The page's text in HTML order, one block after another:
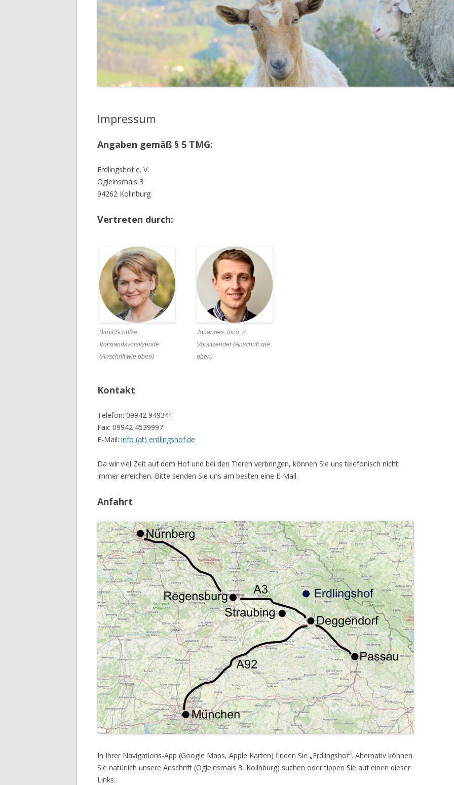
DIE HÜHNER
DIE HUNDE
DIE KANINCHEN
DIE KATZEN
GESUNDHEITLICHE ASPEKTE
REZEPTE
PRODUKTGUIDE
INFOS & TIPPS
SACHSPENDEN
STELLENANGEBOTE
Impressum
Angaben gemäß § 5 TMG:
Erdlingshof e. V.
Ogleinsmais 3
94262 Kollnburg
Vertreten durch:
Birgit Schulze,
Vorstandsvorsitzende
(Anschrift wie oben)
Johannes Jung, 2.
Vorsitzender (Anschrift wie
oben)
Kontakt
Telefon: 09942 949341
Fax: 09942 4539997
E-Mail:info (at) erdlingshof.de
Da wir viel Zeit auf dem Hof und bei den Tieren verbringen, können Sie uns telefonisch nicht
immer erreichen. Bitte senden Sie uns am besten eine E-Mail.
Anfahrt
In Ihrer Navigations-App (Google Maps, Apple Karten) finden Sie „Erdlingshof“. Alternativ können
Sie natürlich unsere Anschrift (Ogleinsmais 3, Kollnburg) suchen oder tippen Sie auf einen dieser
Links: